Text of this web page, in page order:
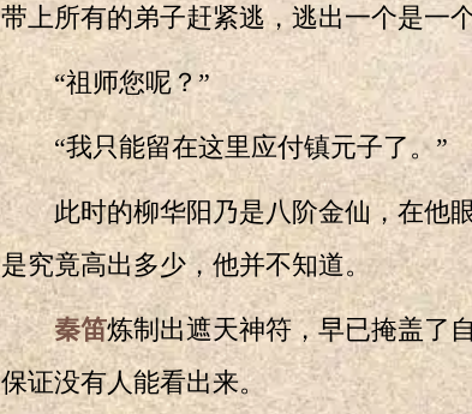
带上所有的弟子赶紧逃，逃出一个是一
“祖师您呢？”
“我只能留在这里应付镇元子了。”
此时的柳华阳乃是八阶金仙，在他
是究竟高出多少，他并不知道。
秦笛炼制出遮天神符，早已掩盖了
保证没有人能看出来。